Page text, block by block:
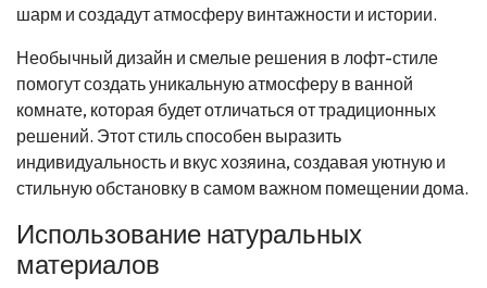
шарм и создадут атмосферу винтажности и истории.
Необычный дизайн и смелые решения в лофт-стиле
помогут создать уникальную атмосферу в ванной
комнате, которая будет отличаться от традиционных
решений. Этот стиль способен выразить
индивидуальность и вкус хозяина, создавая уютную и
стильную обстановку в самом важном помещении дома.
Использование натуральных
материалов